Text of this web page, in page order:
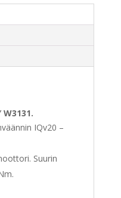
IQv20 –
Suurin